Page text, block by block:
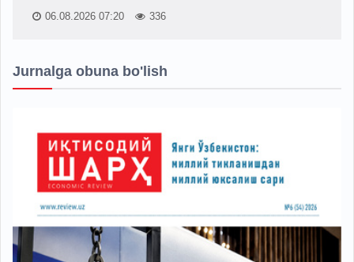
06.08.2026 07:20 336
Jurnalga obuna bo'lish